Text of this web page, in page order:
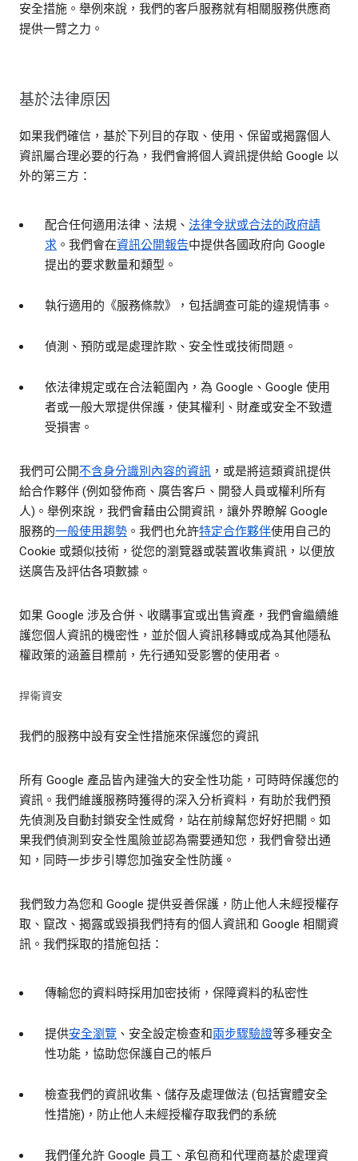
安全措施。舉例來說，我們的客戶服務就有相關服務供應商
提供一臂之力。
基於法律原因
如果我們確信，基於下列目的存取、使用、保留或揭露個人
資訊屬合理必要的行為，我們會將個人資訊提供給 Google 以
外的第三方：
配合任何適用法律、法規、 法律令狀或合法的政府請
求 。我們會在資訊公開報告中提供各國政府向 Google
提出的要求數量和類型。
執行適用的《服務條款》，包括調查可能的違規情事。
偵測、預防或是處理詐欺、安全性或技術問題。
依法律規定或在合法範圍內，為 Google、Google 使用
者或一般大眾提供保護，使其權利、財產或安全不致遭
受損害。
我們可公開不含身分識別內容的資訊 ，或是將這類資訊提供
給合作夥伴 (例如發佈商、廣告客戶、開發人員或權利所有
人)。舉例來說，我們會藉由公開資訊，讓外界瞭解 Google
服務的一般使用趨勢 。我們也允許特定合作夥伴使用自己的
Cookie 或類似技術，從您的瀏覽器或裝置收集資訊，以便放
送廣告及評估各項數據。
如果 Google 涉及合併、收購事宜或出售資產，我們會繼續維
護您個人資訊的機密性，並於個人資訊移轉或成為其他隱私
權政策的涵蓋目標前，先行通知受影響的使用者。
捍衛資安
我們的服務中設有安全性措施來保護您的資訊
所有 Google 產品皆內建強大的安全性功能，可時時保護您的
資訊。我們維護服務時獲得的深入分析資料，有助於我們預
先偵測及自動封鎖安全性威脅，站在前線幫您好好把關。如
果我們偵測到安全性風險並認為需要通知您，我們會發出通
知，同時一步步引導您加強安全性防護。
我們致力為您和 Google 提供妥善保護，防止他人未經授權存
取、竄改、揭露或毀損我們持有的個人資訊和 Google 相關資
訊。我們採取的措施包括：
傳輸您的資料時採用加密技術，保障資料的私密性
提供安全瀏覽 、安全設定檢查和兩步驟驗證等多種安全
性功能，協助您保護自己的帳戶
檢查我們的資訊收集、儲存及處理做法 (包括實體安全
性措施)，防止他人未經授權存取我們的系統
我們僅允許 Google 員工、承包商和代理商基於處理資